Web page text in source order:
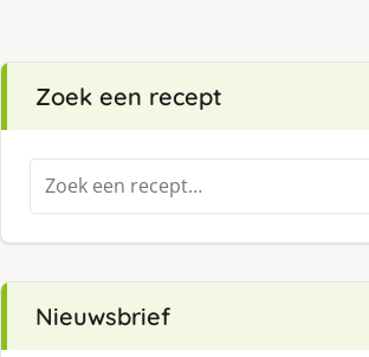
Zoek een recept
Zoeken
naar:
Nieuwsbrief